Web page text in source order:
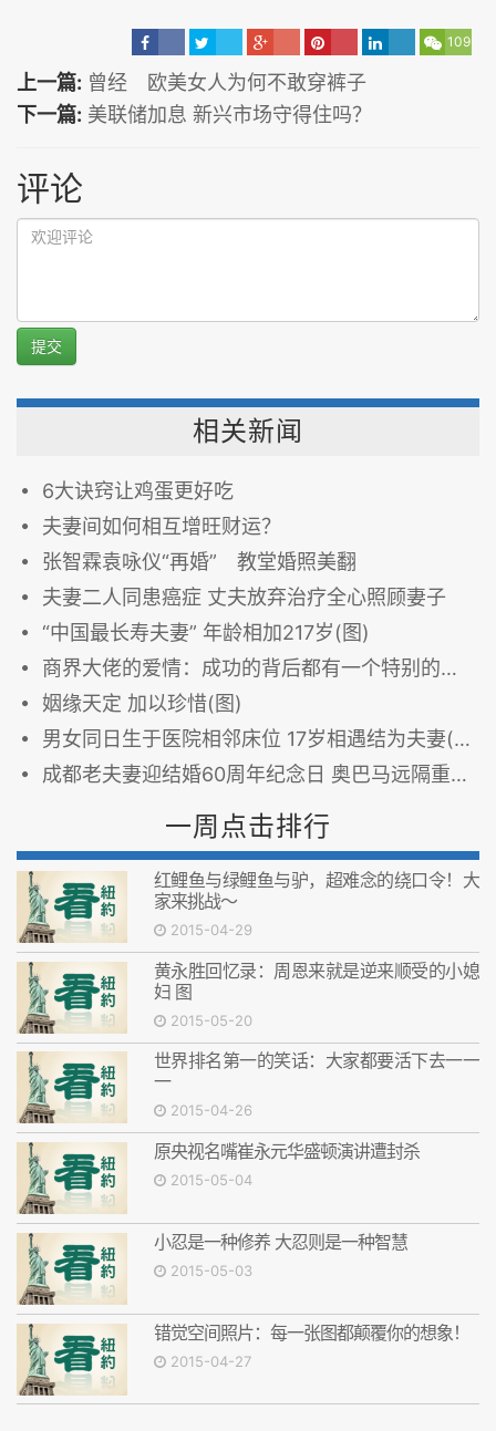
109
上一篇: 曾经 欧美女人为何不敢穿裤子
下一篇: 美联储加息 新兴市场守得住吗？
评论
提交
相关新闻
6大诀窍让鸡蛋更好吃
夫妻间如何相互增旺财运？
张智霖袁咏仪“再婚” 教堂婚照美翻
夫妻二人同患癌症 丈夫放弃治疗全心照顾妻子
“中国最长寿夫妻” 年龄相加217岁(图)
商界大佬的爱情：成功的背后都有一个特别的女人
姻缘天定 加以珍惜(图)
男女同日生于医院相邻床位 17岁相遇结为夫妻(组图)
成都老夫妻迎结婚60周年纪念日 奥巴马远隔重洋送祝福
一周点击排行
红鲤鱼与绿鲤鱼与驴，超难念的绕口令！大
家来挑战～
2015-04-29
黄永胜回忆录：周恩来就是逆来顺受的小媳
妇 图
2015-05-20
世界排名第一的笑话：大家都要活下去一一
一
2015-04-26
原央视名嘴崔永元华盛顿演讲遭封杀
2015-05-04
小忍是一种修养 大忍则是一种智慧
2015-05-03
错觉空间照片：每一张图都颠覆你的想象！
2015-04-27